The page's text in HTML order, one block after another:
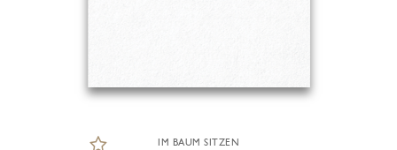
IM BAUM SITZEN